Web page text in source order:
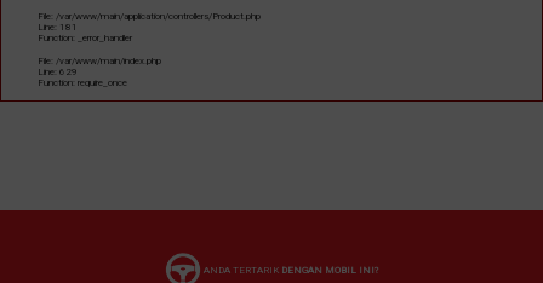
File: /var/www/main/application/controllers/Product.php
Line: 181
Function: _error_handler
File: /var/www/main/index.php
Line: 629
Function: require_once
News Event
Trade-
Carrer
PRODUCT
ANDA TERTARIK DENGAN MOBIL INI?